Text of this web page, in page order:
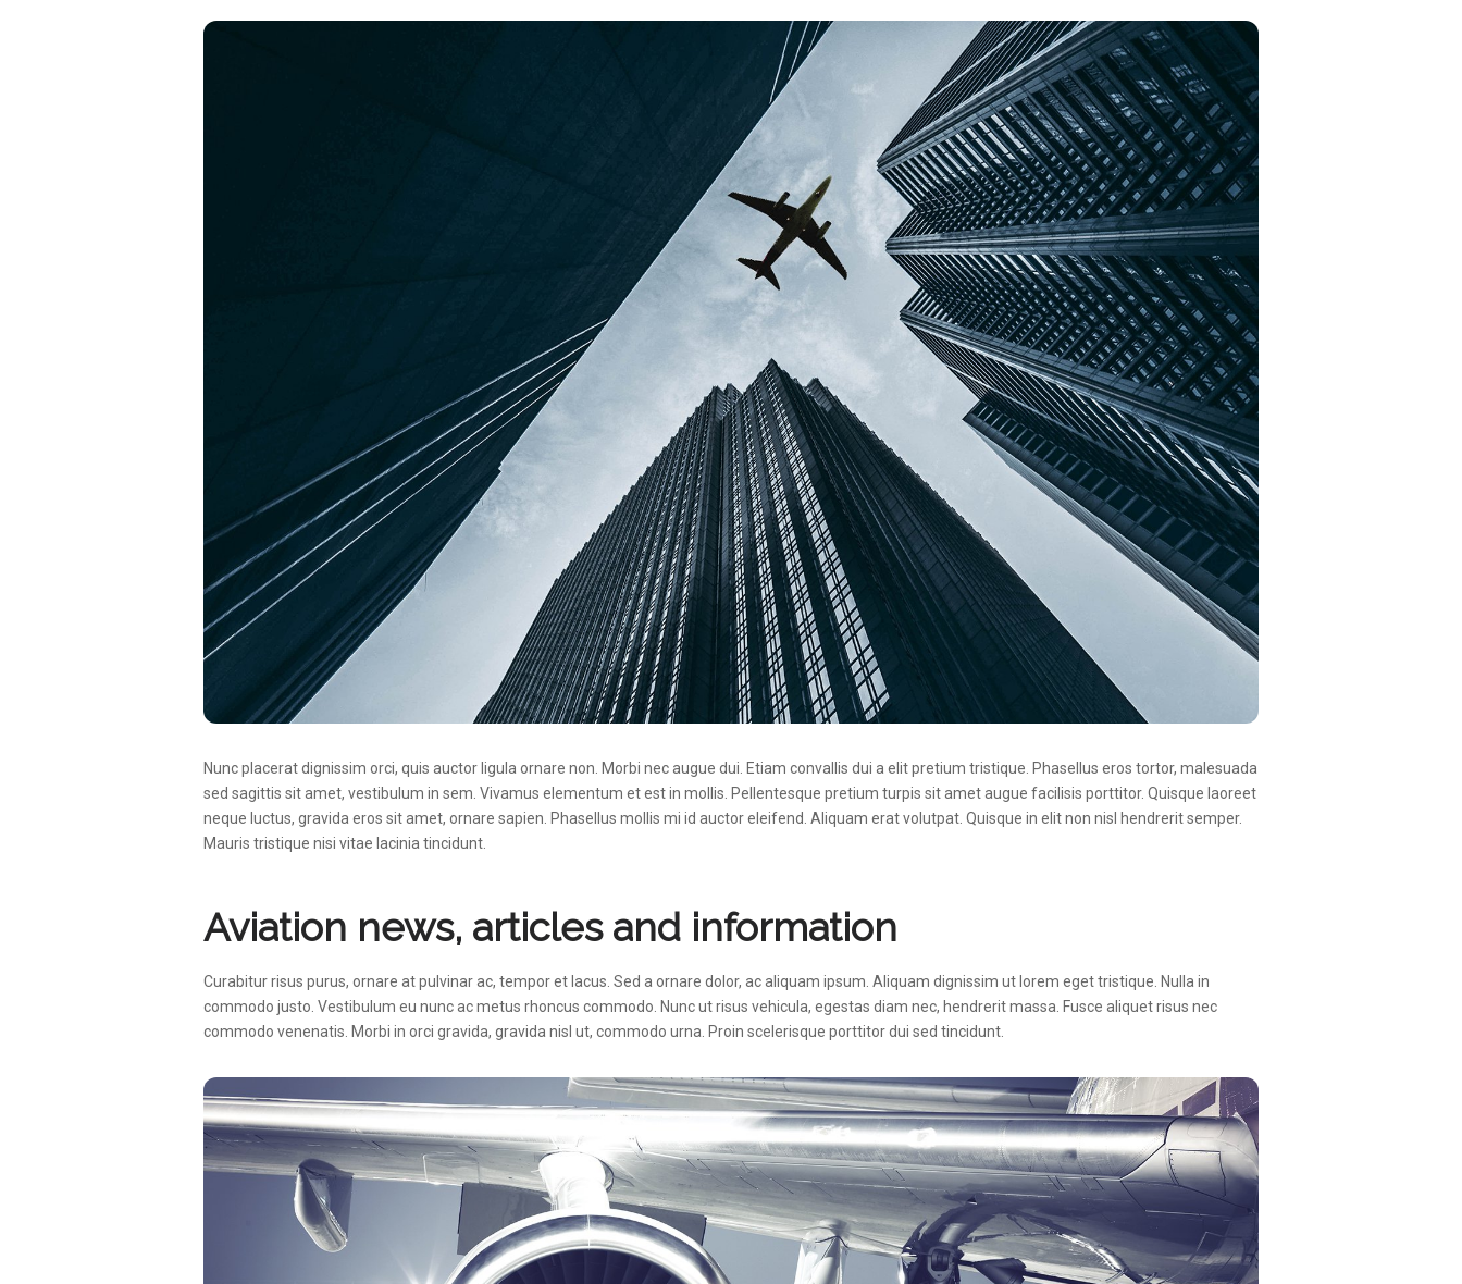
Nunc placerat dignissim orci, quis auctor ligula ornare non. Morbi nec augue dui. Etiam convallis dui a elit pretium tristique. Phasellus eros tortor, malesuada
sed sagittis sit amet, vestibulum in sem. Vivamus elementum et est in mollis. Pellentesque pretium turpis sit amet augue facilisis porttitor. Quisque laoreet
neque luctus, gravida eros sit amet, ornare sapien. Phasellus mollis mi id auctor eleifend. Aliquam erat volutpat. Quisque in elit non nisl hendrerit semper.
Mauris tristique nisi vitae lacinia tincidunt.
Aviation news, articles and information
Curabitur risus purus, ornare at pulvinar ac, tempor et lacus. Sed a ornare dolor, ac aliquam ipsum. Aliquam dignissim ut lorem eget tristique. Nulla in
commodo justo. Vestibulum eu nunc ac metus rhoncus commodo. Nunc ut risus vehicula, egestas diam nec, hendrerit massa. Fusce aliquet risus nec
commodo venenatis. Morbi in orci gravida, gravida nisl ut, commodo urna. Proin scelerisque porttitor dui sed tincidunt.